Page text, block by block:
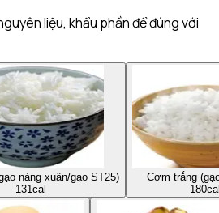
liệu, khẩu phần để đúng với
gạo ST25)
Cơm trắng (gạo tẻ thơm)